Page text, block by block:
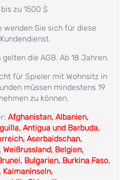
zu 1500 $
Sie sich für diese
die AGB. Ab 18 Jahren.
für Spieler mit Wohnsitz in
müssen mindestens 19
zu können.
Afghanistan, Albanien,
Antigua und Barbuda,
Aserbaidschan,
Belgien,
Bulgarien, Burkina Faso,
Kaimaninseln,